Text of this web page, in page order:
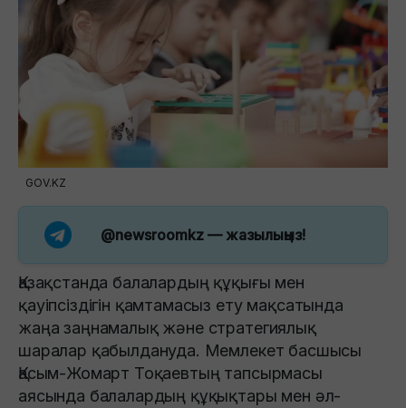
GOV.KZ
@newsroomkz — жазылыңыз!
Қазақстанда балалардың құқығы мен
қауіпсіздігін қамтамасыз ету мақсатында
жаңа заңнамалық және стратегиялық
шаралар қабылдануда. Мемлекет басшысы
Қасым-Жомарт Тоқаевтың тапсырмасы
аясында балалардың құқықтары мен әл-